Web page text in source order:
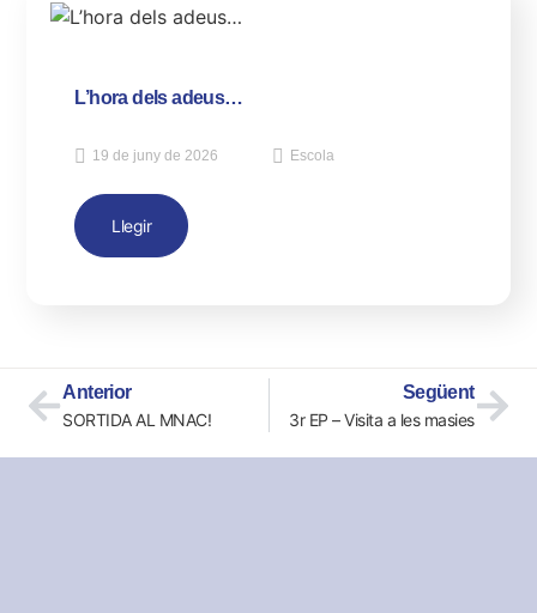
L’hora dels adeus…
19 de juny de 2026 Escola
Llegir
Anterior
SORTIDA AL MNAC!
Següent
3r EP – Visita a les masies